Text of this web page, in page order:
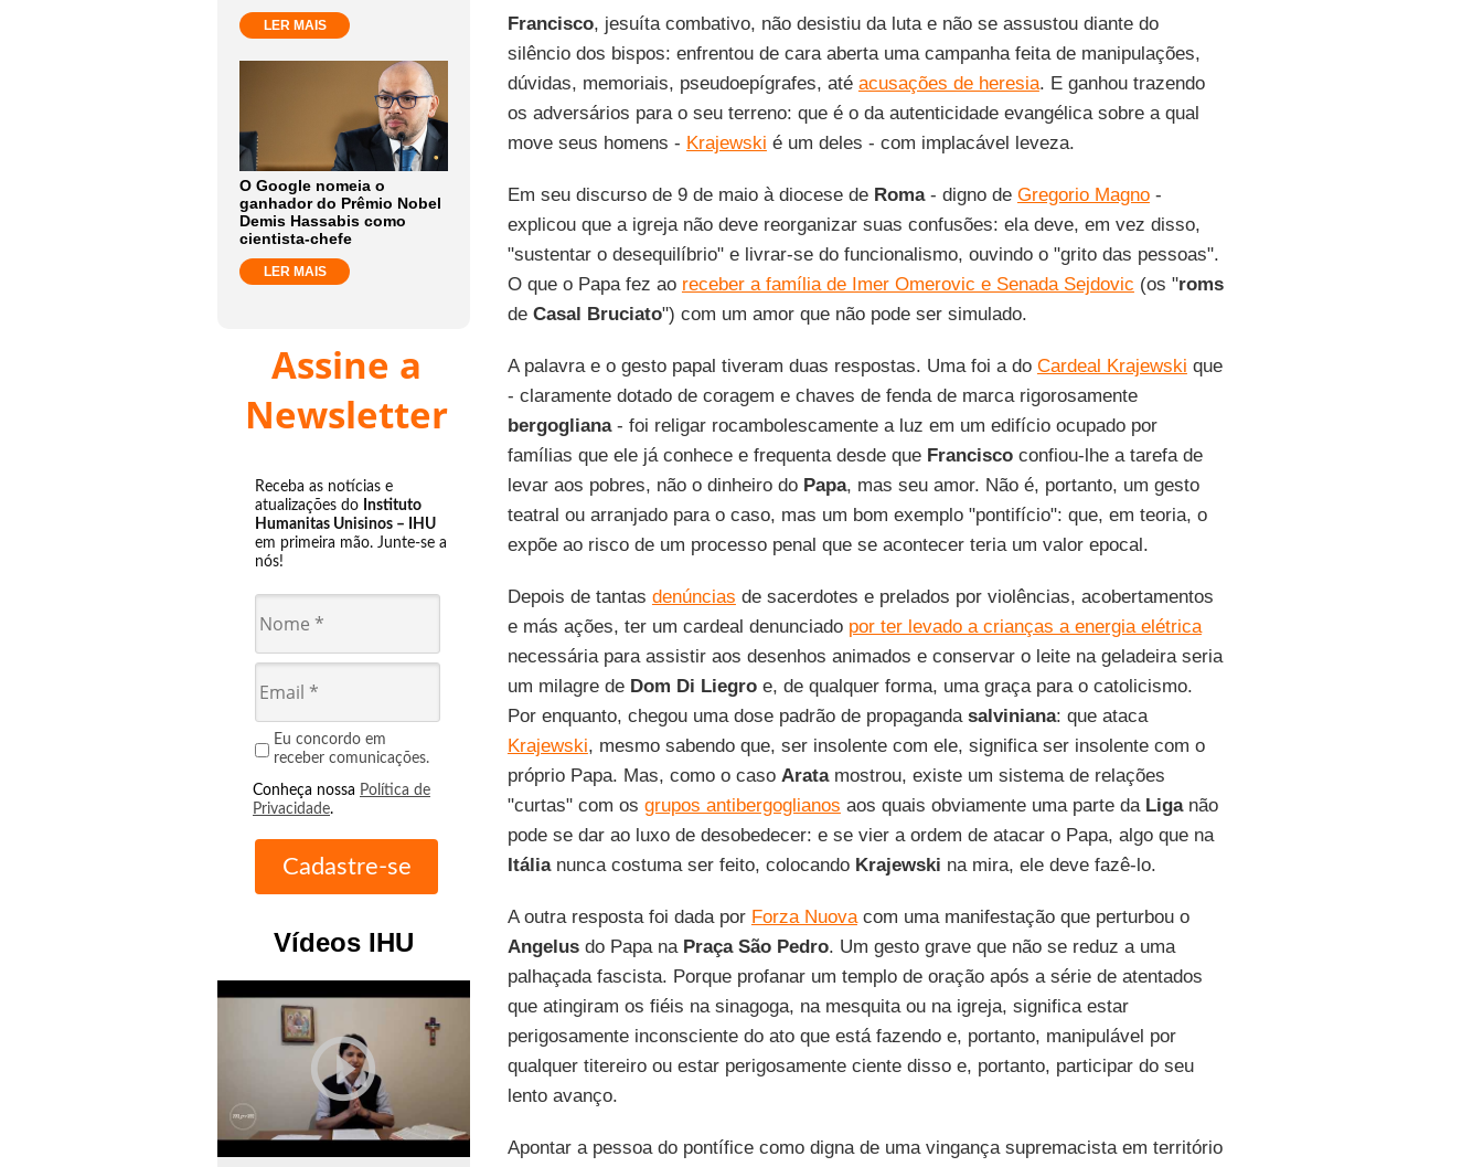
LER MAIS
O Google nomeia o
ganhador do Prêmio Nobel
Demis Hassabis como
cientista-chefe
LER MAIS
Assine a
Newsletter
Receba as notícias e
atualizações do Instituto
Humanitas Unisinos – IHU
em primeira mão. Junte-se a
nós!
Eu concordo em
receber comunicações.
Conheça nossa Política de
Privacidade.
Vídeos IHU
play_circle_outline
Francisco, jesuíta combativo, não desistiu da luta e não se assustou diante do
silêncio dos bispos: enfrentou de cara aberta uma campanha feita de manipulações,
dúvidas, memoriais, pseudoepígrafes, até acusações de heresia. E ganhou trazendo
os adversários para o seu terreno: que é o da autenticidade evangélica sobre a qual
move seus homens - Krajewski é um deles - com implacável leveza.
Em seu discurso de 9 de maio à diocese de Roma- digno de Gregorio Magno-
explicou que a igreja não deve reorganizar suas confusões: ela deve, em vez disso,
"sustentar o desequilíbrio" e livrar-se do funcionalismo, ouvindo o "grito das pessoas".
O que o Papa fez ao receber a família de Imer Omerovic e Senada Sejdovic (os "roms
de Casal Bruciato") com um amor que não pode ser simulado.
A palavra e o gesto papal tiveram duas respostas. Uma foi a do Cardeal Krajewski que
- claramente dotado de coragem e chaves de fenda de marca rigorosamente
bergogliana- foi religar rocambolescamente a luz em um edifício ocupado por
famílias que ele já conhece e frequenta desde que Franciscoconfiou-lhe a tarefa de
levar aos pobres, não o dinheiro do Papa, mas seu amor. Não é, portanto, um gesto
teatral ou arranjado para o caso, mas um bom exemplo "pontifício": que, em teoria, o
expõe ao risco de um processo penal que se acontecer teria um valor epocal.
Depois de tantas denúncias de sacerdotes e prelados por violências, acobertamentos
e más ações, ter um cardeal denunciado por ter levado a crianças a energia elétrica
necessária para assistir aos desenhos animados e conservar o leite na geladeira seria
um milagre de Dom Di Liegroe, de qualquer forma, uma graça para o catolicismo.
Por enquanto, chegou uma dose padrão de propaganda salviniana: que ataca
Krajewski, mesmo sabendo que, ser insolente com ele, significa ser insolente com o
próprio Papa. Mas, como o caso Aratamostrou, existe um sistema de relações
"curtas" com os grupos antibergoglianos aos quais obviamente uma parte da Liganão
pode se dar ao luxo de desobedecer: e se vier a ordem de atacar o Papa, algo que na
Itálianunca costuma ser feito, colocando Krajewski na mira, ele deve fazê-lo.
A outra resposta foi dada por Forza Nuovacom uma manifestação que perturbou o
Angelusdo Papa na Praça São Pedro. Um gesto grave que não se reduz a uma
palhaçada fascista. Porque profanar um templo de oração após a série de atentados
que atingiram os fiéis na sinagoga, na mesquita ou na igreja, significa estar
perigosamente inconsciente do ato que está fazendo e, portanto, manipulável por
qualquer titereiro ou estar perigosamente ciente disso e, portanto, participar do seu
lento avanço.
Apontar a pessoa do pontífice como digna de uma vingança supremacista em território